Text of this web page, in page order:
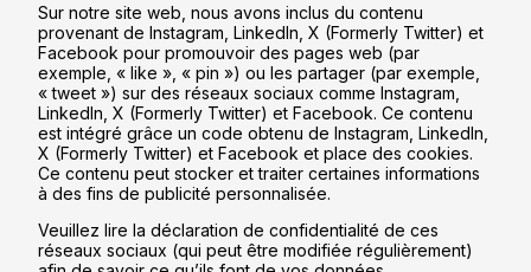
Sur notre site web, nous avons inclus du contenu
provenant de Instagram, LinkedIn, X (Formerly Twitter) et
Facebook pour promouvoir des pages web (par
exemple, « like », « pin ») ou les partager (par exemple,
« tweet ») sur des réseaux sociaux comme Instagram,
LinkedIn, X (Formerly Twitter) et Facebook. Ce contenu
est intégré grâce un code obtenu de Instagram, LinkedIn,
X (Formerly Twitter) et Facebook et place des cookies.
Ce contenu peut stocker et traiter certaines informations
à des fins de publicité personnalisée.
Veuillez lire la déclaration de confidentialité de ces
réseaux sociaux (qui peut être modifiée régulièrement)